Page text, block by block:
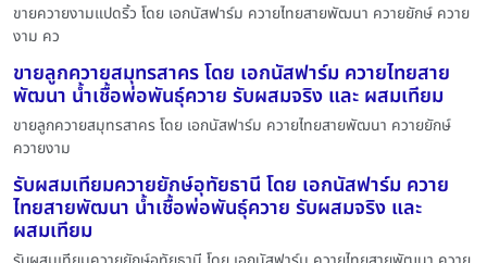
ขายควายงามแปดริ้ว โดย เอกนัสฟาร์ม ควายไทยสายพัฒนา ควายยักษ์ ควาย
งาม คว
ขายลูกควายสมุทรสาคร โดย เอกนัสฟาร์ม ควายไทยสาย
พัฒนา น้ำเชื้อพ่อพันธุ์ควาย รับผสมจริง และ ผสมเทียม
ขายลูกควายสมุทรสาคร โดย เอกนัสฟาร์ม ควายไทยสายพัฒนา ควายยักษ์
ควายงาม
รับผสมเทียมควายยักษ์อุทัยธานี โดย เอกนัสฟาร์ม ควาย
ไทยสายพัฒนา น้ำเชื้อพ่อพันธุ์ควาย รับผสมจริง และ
ผสมเทียม